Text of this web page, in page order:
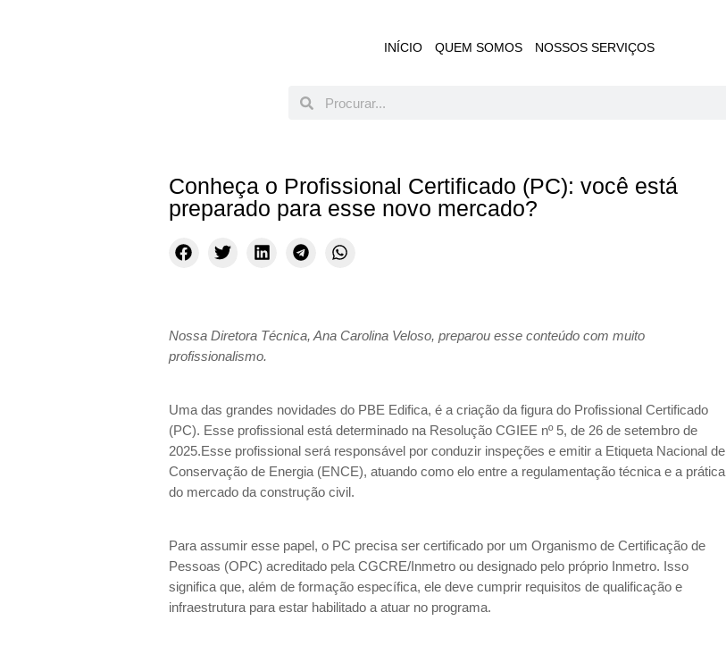
INÍCIO QUEM SOMOS NOSSOS SERVIÇOS
Conheça o Profissional Certificado (PC): você está
preparado para esse novo mercado?
Nossa Diretora Técnica, Ana Carolina Veloso, preparou esse conteúdo com muito
profissionalismo.
Uma das grandes novidades do PBE Edifica, é a criação da figura do Profissional Certificado
(PC). Esse profissional está determinado na Resolução CGIEE nº 5, de 26 de setembro de
2025.Esse profissional será responsável por conduzir inspeções e emitir a Etiqueta Nacional de
Conservação de Energia (ENCE), atuando como elo entre a regulamentação técnica e a prática
do mercado da construção civil.
Para assumir esse papel, o PC precisa ser certificado por um Organismo de Certificação de
Pessoas (OPC) acreditado pela CGCRE/Inmetro ou designado pelo próprio Inmetro. Isso
significa que, além de formação específica, ele deve cumprir requisitos de qualificação e
infraestrutura para estar habilitado a atuar no programa.